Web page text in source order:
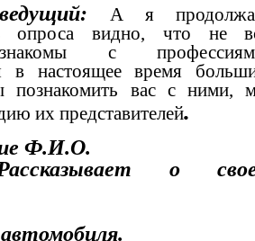
А я
опроса видно, что не
с
в настоящее время
познакомить вас с ними,
их представителей.
Ф.И.О.
о